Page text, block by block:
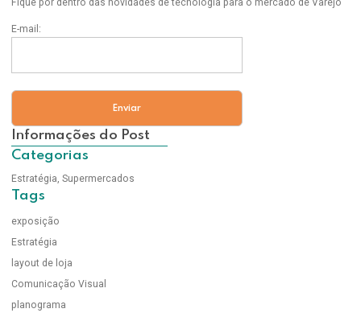
Fique por dentro das novidades de tecnologia para o mercado de Varejo
E-mail:
Informações do Post
Categorias
Estratégia Supermercados
Tags
exposição
Estratégia
layout de loja
Comunicação Visual
planograma